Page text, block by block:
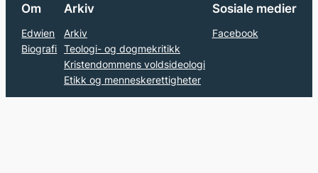
h
Om
Edwien
Biografi
Arkiv
Arkiv
Teologi- og dogmekritikk
Kristendommens voldsideologi
Etikk og menneskerettigheter
Sosiale medier
Facebook